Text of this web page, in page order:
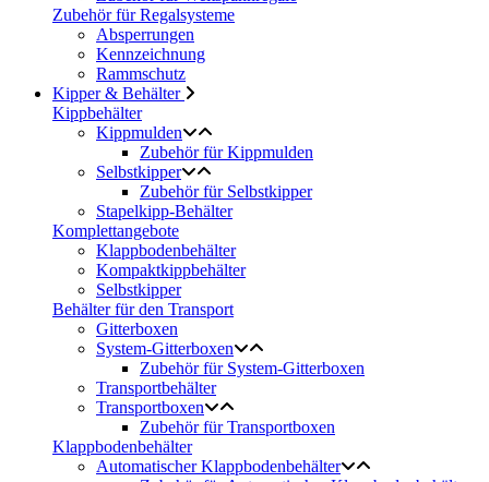
Zubehör für Regalsysteme
Absperrungen
Kennzeichnung
Rammschutz
Kipper & Behälter
Kippbehälter
Kippmulden
Zubehör für Kippmulden
Selbstkipper
Zubehör für Selbstkipper
Stapelkipp-Behälter
Komplettangebote
Klappbodenbehälter
Kompaktkippbehälter
Selbstkipper
Behälter für den Transport
Gitterboxen
System-Gitterboxen
Zubehör für System-Gitterboxen
Transportbehälter
Transportboxen
Zubehör für Transportboxen
Klappbodenbehälter
Automatischer Klappbodenbehälter